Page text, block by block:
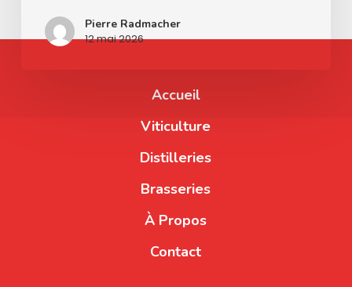
Pierre Radmacher
12 mai 2026
Accueil
Viticulture
Distilleries
Brasseries
À Propos
Contact